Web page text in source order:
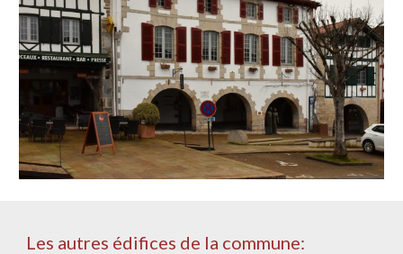
Les autres édifices de la commune: